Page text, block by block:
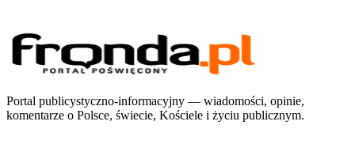
Portal publicystyczno-informacyjny — wiadomości, opinie,
komentarze o Polsce, świecie, Kościele i życiu publicznym.